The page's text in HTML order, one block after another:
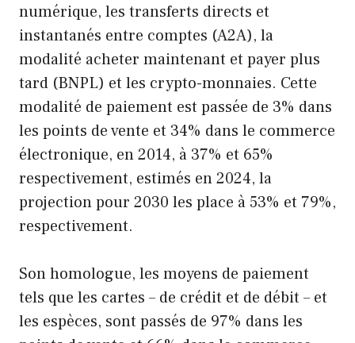
numérique, les transferts directs et
instantanés entre comptes (A2A), la
modalité acheter maintenant et payer plus
tard (BNPL) et les crypto-monnaies. Cette
modalité de paiement est passée de 3% dans
les points de vente et 34% dans le commerce
électronique, en 2014, à 37% et 65%
respectivement, estimés en 2024, la
projection pour 2030 les place à 53% et 79%,
respectivement.
Son homologue, les moyens de paiement
tels que les cartes – de crédit et de débit – et
les espèces, sont passés de 97% dans les